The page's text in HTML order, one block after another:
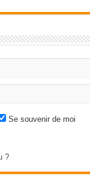
Se souvenir de moi
?